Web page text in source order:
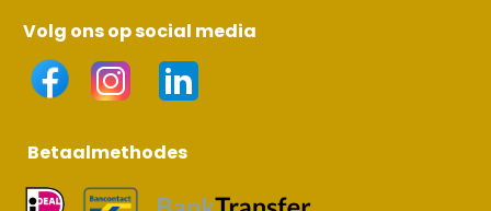
Volg ons op social media
Betaalmethodes